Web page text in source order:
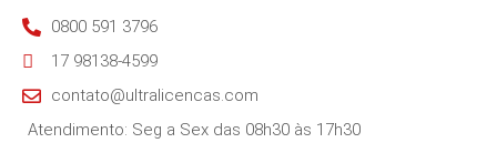
0800 591 3796
17 98138-4599
contato@ultralicencas.com
Atendimento: Seg a Sex das 08h30 às 17h30